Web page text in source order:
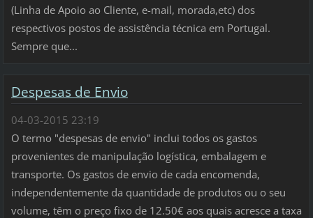
(Linha de Apoio ao Cliente, e-mail, morada,etc) dos
respectivos postos de assistência técnica em Portugal.
Sempre que...
Despesas de Envio
04-03-2015 23:19
O termo "despesas de envio" inclui todos os gastos
provenientes de manipulação logística, embalagem e
transporte. Os gastos de envio de cada encomenda,
independentemente da quantidade de produtos ou o seu
volume, têm o preço fixo de 12.50€ aos quais acresce a taxa